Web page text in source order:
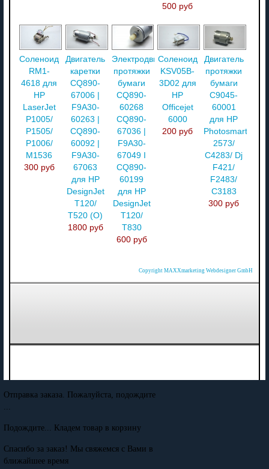
500 руб
Соленоид
RM1-
4618 для
HP
LaserJet
P1005/
P1505/
P1006/
M1536
300 руб
Двигатель
каретки
CQ890-
67006 |
F9A30-
60263 |
CQ890-
60092 |
F9A30-
67063
для HP
DesignJet
T120/
T520 (O)
1800 руб
Электродвигатель
протяжки
бумаги
CQ890-
60268
CQ890-
67036 |
F9A30-
67049 I
CQ890-
60199
для HP
DesignJet
T120/
T830
600 руб
Соленоид
KSV05B-
3D02 для
HP
Officejet
6000
200 руб
Двигатель
протяжки
бумаги
C9045-
60001
для HP
Photosmart
2573/
C4283/ Dj
F421/
F2483/
C3183
300 руб
Copyright MAXXmarketing Webdesigner GmbH
Отправка заказа. Пожалуйста, подождите
...
Подождите... Кладем товар в корзину
Спасибо за заказ! Мы свяжемся с Вами в
ближайшее время